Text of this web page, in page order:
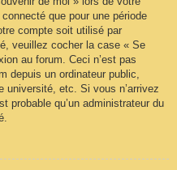
que pour une période
compte soit utilisé par
veuillez cocher la case « Se
au forum. Ceci n’est pas
depuis un ordinateur public,
université, etc. Si vous n’arrivez
probable qu’un administrateur du